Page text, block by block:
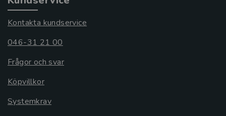
Kontakta kundservice
046-31 21 00
Frågor och svar
Köpvillkor
Systemkrav